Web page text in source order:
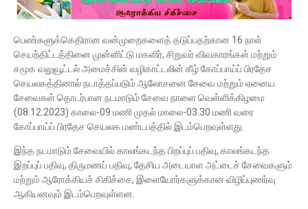
பெண்களுக்கெதிரான வன்முறைகளைத் தடுப்பதற்கான 16 நாள்
செயற்திட்டத்தினை முன்னிட்டு மகளிர், சிறுவர் விவகாரங்கள் மற்றும்
சமூக வலுவூட்டல் அமைச்சின் வழிகாட்டலின் கீழ் கோப்பாய்ப் பிரதேச
செயலகத்தினால் நடாத்தப்படும் ஆலோசனை சேவை மற்றும் ஏனைய
சேவைகள் தொடர்பான நடமாடும் சேவை நாளை வெள்ளிக்கிழமை
(08.12.2023) காலை-09 மணி முதல் மாலை-03.30 மணி வரை
கோப்பாய்ப் பிரதேச செயலக மண்டபத்தில் இடம்பெறவுள்ளது.
இந்த நடமாடும் சேவையில் காலங்கடந்த பிறப்புப் பதிவு, காலங்கடந்த
இறப்புப் பதிவு, திருமணப் பதிவு, தேசிய அடையாள அட்டைச் சேவைகளும்
மற்றும் ஆரோக்கியச் சிகிச்சை, இளையோர்களுக்கான விழிப்புணர்வு
ஆகியனவும் இடம்பெறவுள்ளன.